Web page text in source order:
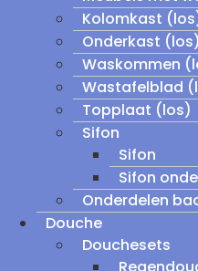
Kolomkast
Onderkast (los)
Waskommen
Wastafelblad
Topplaat (los)
Sifon
Sifon
Sifon
Onderdelen
Douche
Douchesets